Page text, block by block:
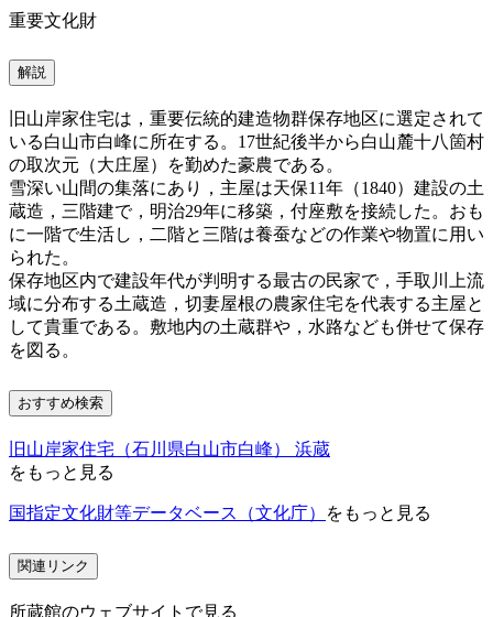
重要文化財
解説
旧山岸家住宅は，重要伝統的建造物群保存地区に選定されて
いる白山市白峰に所在する。17世紀後半から白山麓十八箇村
の取次元（大庄屋）を勤めた豪農である。
雪深い山間の集落にあり，主屋は天保11年（1840）建設の土
蔵造，三階建で，明治29年に移築，付座敷を接続した。おも
に一階で生活し，二階と三階は養蚕などの作業や物置に用い
られた。
保存地区内で建設年代が判明する最古の民家で，手取川上流
域に分布する土蔵造，切妻屋根の農家住宅を代表する主屋と
して貴重である。敷地内の土蔵群や，水路なども併せて保存
を図る。
おすすめ検索
旧山岸家住宅（石川県白山市白峰） 浜蔵
をもっと見る
国指定文化財等データベース（文化庁） をもっと見る
関連リンク
所蔵館のウェブサイトで見る